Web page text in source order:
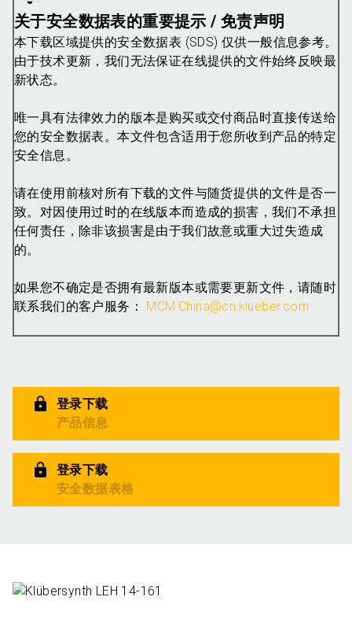
关于安全数据表的重要提示 / 免责声明
本下载区域提供的安全数据表 (SDS) 仅供一般信息参考。
由于技术更新，我们无法保证在线提供的文件始终反映最
新状态。
唯一具有法律效力的版本是购买或交付商品时直接传送给
您的安全数据表。本文件包含适用于您所收到产品的特定
安全信息。
请在使用前核对所有下载的文件与随货提供的文件是否一
致。对因使用过时的在线版本而造成的损害，我们不承担
任何责任，除非该损害是由于我们故意或重大过失造成
的。
如果您不确定是否拥有最新版本或需要更新文件，请随时
联系我们的客户服务： MCM.China@cn.klueber.com
登录下载
产品信息
登录下载
安全数据表格